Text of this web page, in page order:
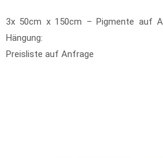
3x 50cm x 150cm – Pigmente auf
Hängung:
Preisliste auf Anfrage